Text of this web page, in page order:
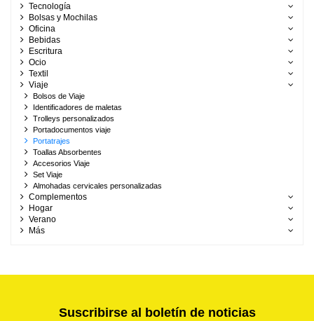
Tecnología
Bolsas y Mochilas
Oficina
Bebidas
Escritura
Ocio
Textil
Viaje
Bolsos de Viaje
Identificadores de maletas
Trolleys personalizados
Portadocumentos viaje
Portatrajes
Toallas Absorbentes
Accesorios Viaje
Set Viaje
Almohadas cervicales personalizadas
Complementos
Hogar
Verano
Más
Suscribirse al boletín de noticias